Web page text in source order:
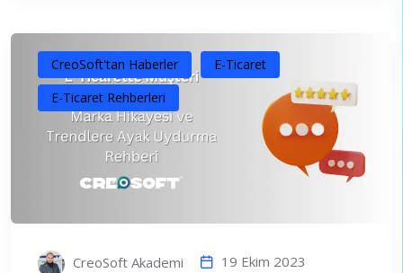
CreoSoft'tan Haberler
E-Ticaret
E-Ticaret Rehberleri
CreoSoft Akademi 19 Ekim 2023